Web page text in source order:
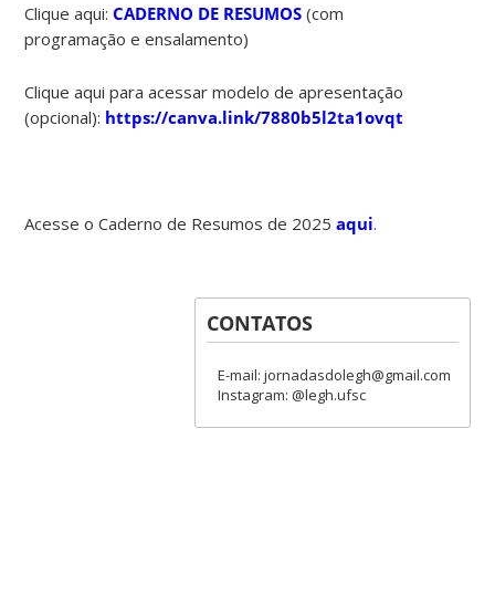
Clique aqui:CADERNO DE RESUMOS (com
programação e ensalamento)
Clique aqui para acessar modelo de apresentação
(opcional): https://canva.link/7880b5l2ta1ovqt
Acesse o Caderno de Resumos de 2025aqui.
CONTATOS
E-mail: jornadasdolegh@gmail.com
Instagram: @legh.ufsc